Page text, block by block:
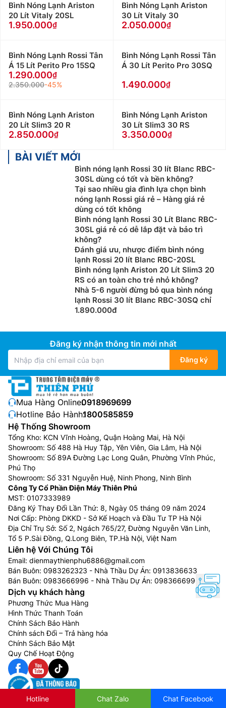
Bình Nóng Lạnh Ariston
20 Lít Vitaly 20SL
1.950.000
Bình Nóng Lạnh Ariston
30 Lít Vitaly 30
2.050.000
Bình Nóng Lạnh Rossi Tân
Á 15 Lít Perito Pro 15SQ
1.290.000
2.350.000-45%
Bình Nóng Lạnh Rossi Tân
Á 30 Lít Perito Pro 30SQ
1.490.000
Bình Nóng Lạnh Ariston
20 Lít Slim3 20 R
2.850.000
Bình Nóng Lạnh Ariston
30 Lít Slim3 30 RS
3.350.000
BÀI VIẾT MỚI
Bình nóng lạnh Rossi 30 lít Blanc RBC-
30SL dùng có tốt và bền không?
Tại sao nhiều gia đình lựa chọn bình
nóng lạnh Rossi giá rẻ – Hàng giá rẻ
dùng có tốt không
Bình nóng lạnh Rossi 30 Lít Blanc RBC-
30SL giá rẻ có dễ lắp đặt và bảo trì
không?
Đánh giá ưu, nhược điểm bình nóng
lạnh Rossi 20 lít Blanc RBC-20SL
Bình nóng lạnh Ariston 20 Lít Slim3 20
RS có an toàn cho trẻ nhỏ không?
Nhà 5-6 người đừng bỏ qua bình nóng
lạnh Rossi 30 lít Blanc RBC-30SQ chỉ
1.890.000đ
Đăng ký nhận thông tin mới nhất
Đăng ký
Mua Hàng Online:0918969699
Hotline Bảo Hành:1800585859
Hệ Thống Showroom
Tổng Kho: KCN Vĩnh Hoàng, Quận Hoàng Mai, Hà Nội
Showroom: Số 488 Hà Huy Tập, Yên Viên, Gia Lâm, Hà Nội
Showroom: Số 89A Đường Lạc Long Quân, Phường Vĩnh Phúc,
Phú Thọ
Showroom: Số 331 Nguyễn Huệ, Ninh Phong, Ninh Bình
Công Ty Cổ Phần Điện Máy Thiên Phú
MST: 0107333989
Đăng Ký Thay Đổi Lần Thứ: 8, Ngày 05 tháng 09 năm 2024
Nơi Cấp: Phòng DKKD - Sở Kế Hoạch và Đầu Tư TP Hà Nội
Địa Chỉ Trụ Sở: Số 2, Ngách 765/27, Đường Nguyễn Văn Linh,
Tổ 5 P.Sài Đồng, Q.Long Biên, TP.Hà Nội, Việt Nam
Liên hệ Với Chúng Tôi
Email: dienmaythienphu6886@gmail.com
Bán Buôn: 0983262323 - Nhà Thầu Dự Án: 0913836633
Bán Buôn: 0983666996 - Nhà Thầu Dự Án: 0983666996
Dịch vụ khách hàng
Phương Thức Mua Hàng
Hình Thức Thanh Toán
Chính Sách Bảo Hành
Chính sách Đổi – Trả hàng hóa
Chính Sách Bảo Mật
Quy Chế Hoạt Động
Hotline Chat Zalo Chat Facebook